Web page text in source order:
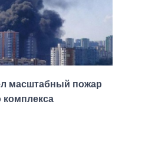
масштабный пожар
комплекса